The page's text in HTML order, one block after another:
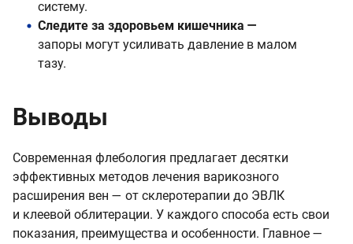
систему.
Следите за здоровьем кишечника —
запоры могут усиливать давление в малом
тазу.
Выводы
Современная флебология предлагает десятки
эффективных методов лечения варикозного
расширения вен — от склеротерапии до ЭВЛК
и клеевой облитерации. У каждого способа есть свои
показания, преимущества и особенности. Главное —